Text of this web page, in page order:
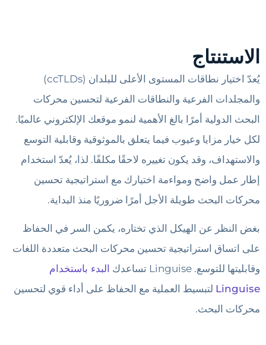
الاستنتاج
يُعدّ اختيار نطاقات المستوى الأعلى للبلدان (ccTLDs)
والمجلدات الفرعية والنطاقات الفرعية لتحسين محركات
البحث الدولية أمرًا بالغ الأهمية لنمو موقعك الإلكتروني عالميًا.
لكل خيار مزايا وعيوب فيما يتعلق بالموثوقية وقابلية التوسع
والاستهداف، وقد يكون تغييره لاحقًا مكلفًا. لذا، يُعدّ استخدام
إطار عمل واضح ومواءمة اختيارك مع استراتيجية تحسين
محركات البحث طويلة الأجل أمرًا ضروريًا منذ البداية.
بغض النظر عن الهيكل الذي تختاره، يكمن السر في الحفاظ
على اتساق استراتيجية تحسين محركات البحث متعددة اللغات
وقابليتها للتوسع. Linguise تساعدك
البدء باستخدام
Linguise لتبسيط العملية مع الحفاظ على أداء قوي لتحسين
محركات البحث.